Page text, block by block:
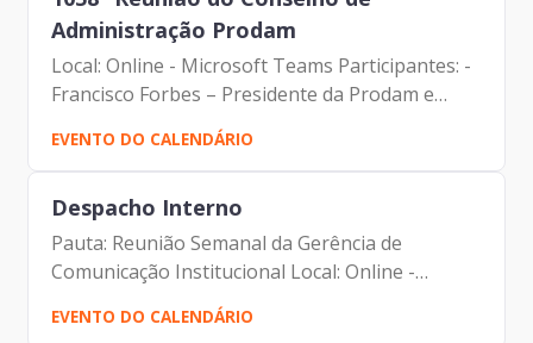
Administração Prodam
Local: Online - Microsoft Teams Participantes: -
Francisco Forbes – Presidente da Prodam e
Membro do Conselho de Administração da
Prodam | Prodam-SP - Tatiana Batista -
Assessora da Presidência |...
EVENTO DO CALENDÁRIO
Despacho Interno
Pauta: Reunião Semanal da Gerência de
Comunicação Institucional Local: Online -
Forbes – Presidente | Prodam-SP - André
EVENTO DO CALENDÁRIO